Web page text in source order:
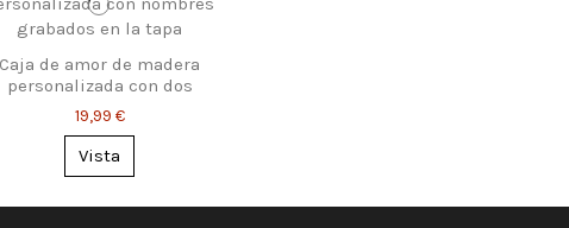
Caja de amor de madera
personalizada con dos
grabados – regalo
para San...
19,99 €
Vista